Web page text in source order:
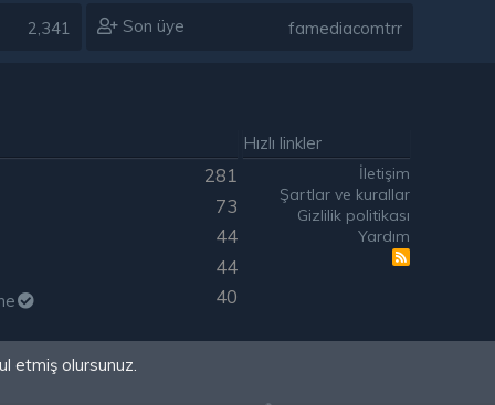
2,341 Son üye famediacomtrr
281
73
44
44
40
Hızlı linkler
İletişim
Şartlar ve kurallar
Gizlilik politikası
Yardım
R
etmiş olursunuz.